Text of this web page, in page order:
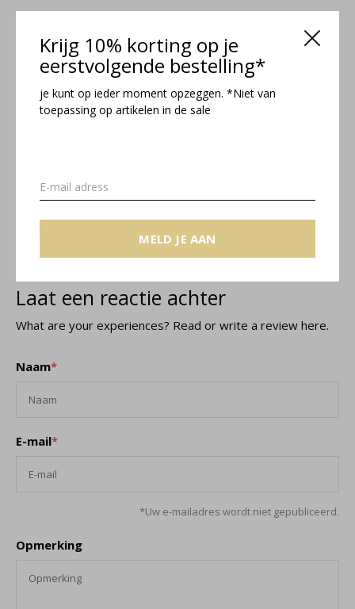
Krijg 10% korting op je
eerstvolgende bestelling*
je kunt op ieder moment opzeggen. *Niet van
toepassing op artikelen in de sale
MELD JE AAN
parelsieraden(1)
Laat een reactie achter
What are your experiences? Read or write a review here.
Naam*
E-mail*
*Uw e-mailadres wordt niet gepubliceerd.
Opmerking